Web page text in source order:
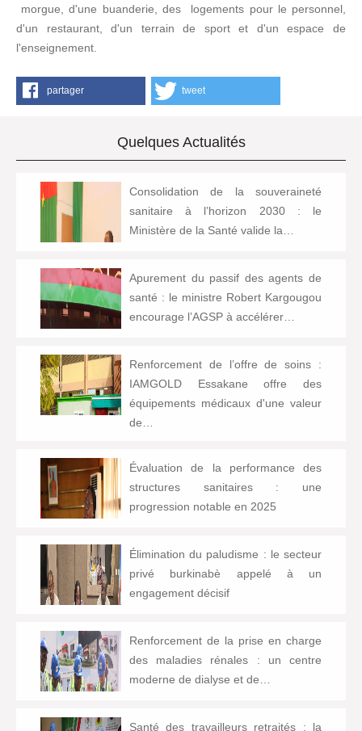
morgue, d'une buanderie, des logements pour le personnel,
d'un restaurant, d'un terrain de sport et d'un espace de
l'enseignement.
partager tweet
Quelques Actualités
Consolidation de la souveraineté
sanitaire à l’horizon 2030 : le
Ministère de la Santé valide la…
Apurement du passif des agents de
santé : le ministre Robert Kargougou
encourage l’AGSP à accélérer…
Renforcement de l’offre de soins :
IAMGOLD Essakane offre des
équipements médicaux d'une valeur
de…
Évaluation de la performance des
structures sanitaires : une
progression notable en 2025
Élimination du paludisme : le secteur
privé burkinabè appelé à un
engagement décisif
Renforcement de la prise en charge
des maladies rénales : un centre
moderne de dialyse et de…
Santé des travailleurs retraités : la